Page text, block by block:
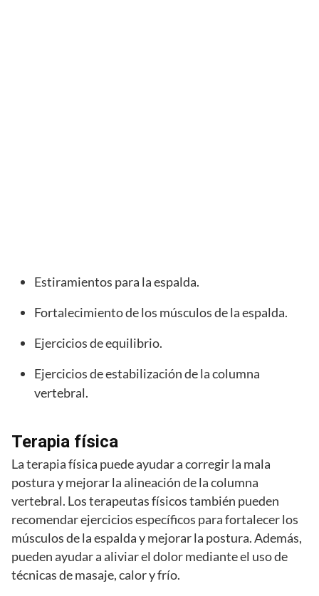
Estiramientos para la espalda.
Fortalecimiento de los músculos de la espalda.
Ejercicios de equilibrio.
Ejercicios de estabilización de la columna
vertebral.
Terapia física
La terapia física puede ayudar a corregir la mala
postura y mejorar la alineación de la columna
vertebral. Los terapeutas físicos también pueden
recomendar ejercicios específicos para fortalecer los
músculos de la espalda y mejorar la postura. Además,
pueden ayudar a aliviar el dolor mediante el uso de
técnicas de masaje, calor y frío.